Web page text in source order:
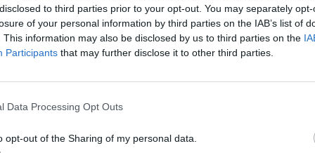
to third parties prior to your opt-out. You may separately
of your personal information by third parties on the IAB’s list of
This information may also be disclosed by us to third parties on the
Participants that may further disclose it to other third parties.
Data Processing Opt Outs
opt-out of the Sharing of my personal data.
Tätern auf der Spur
Tagen ist Paige Rycoff verschwunden. Die Studentin wollte die Uni
und zu ihren Eltern zurückkehren, doch in ihrem Zimmer im Wohnheim
CSI: Den Tätern auf der Spur
zwei...
CSI: Den Tätern auf der Spur
Tod von Huren